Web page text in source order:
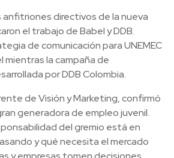
directivos de la nueva
el trabajo de Babel y DDB.
de comunicación para UNEMEC
mientras la campaña de
por DDB Colombia.
de Visión y Marketing, confirmó
generadora de empleo juvenil.
del gremio está en
y qué necesita el mercado